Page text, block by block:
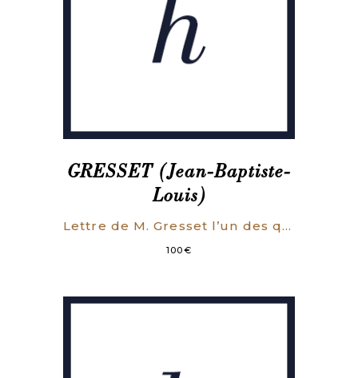
GRESSET (Jean-Baptiste-
Louis)
Lettre de M. Gresset l’un des quarante de l’Académie française, à M. *** sur la comédie, Avec l’annonce qui en est faite dans le Journal de Trévoux .
100€